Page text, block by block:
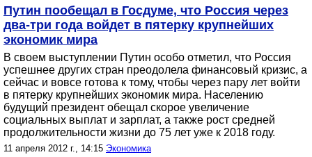
Путин пообещал в Госдуме, что Россия через
два-три года войдет в пятерку крупнейших
экономик мира
В своем выступлении Путин особо отметил, что Россия
успешнее других стран преодолела финансовый кризис, а
сейчас и вовсе готова к тому, чтобы через пару лет войти
в пятерку крупнейших экономик мира. Населению
будущий президент обещал скорое увеличение
социальных выплат и зарплат, а также рост средней
продолжительности жизни до 75 лет уже к 2018 году.
11 апреля 2012 г., 14:15 Экономика